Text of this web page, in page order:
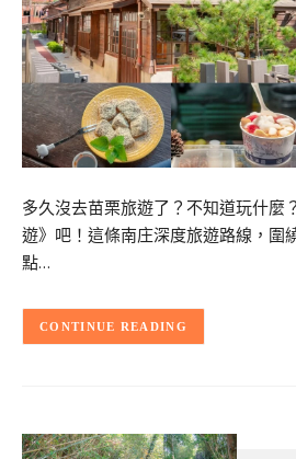
多久沒去苗栗旅遊了？不知道玩什麼
遊》吧！這條南庄深度旅遊路線，圍
點…
CONTINUE READING